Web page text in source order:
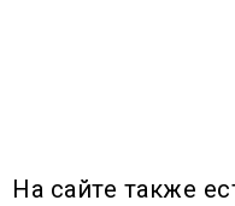
На сайте также